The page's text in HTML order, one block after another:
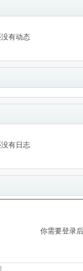
有动态
有日志
你需要登录